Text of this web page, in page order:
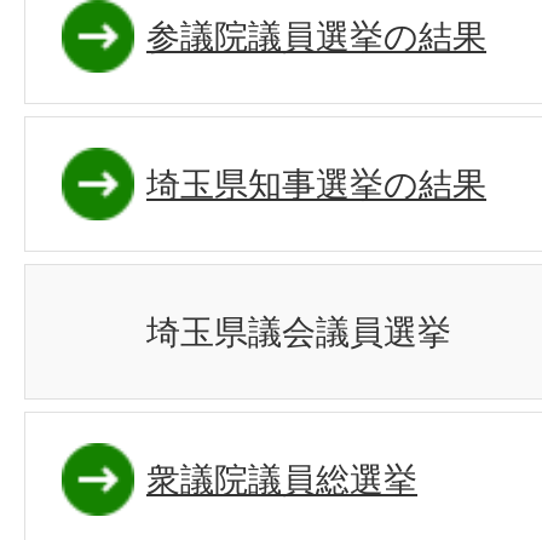
参議院議員選挙の結果
埼玉県知事選挙の結果
埼玉県議会議員選挙
衆議院議員総選挙